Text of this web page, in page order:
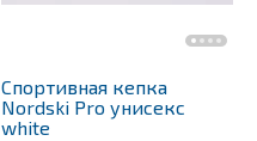
Спортивная кепка
Nordski Pro унисекс
white